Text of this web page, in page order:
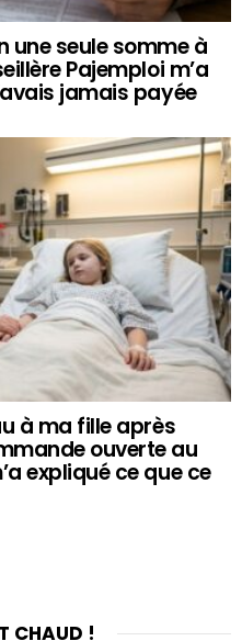
une seule somme à
Pajemploi m’a
jamais payée
à ma fille après
ouverte au
expliqué ce que ce
CHAUD !